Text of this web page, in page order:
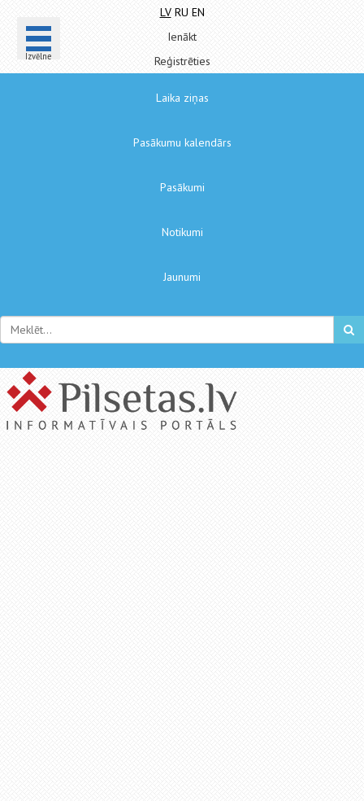
Izvēlne
LV RU EN
Ienākt
Reģistrēties
Laika ziņas
Pasākumu kalendārs
Pasākumi
Notikumi
Jaunumi